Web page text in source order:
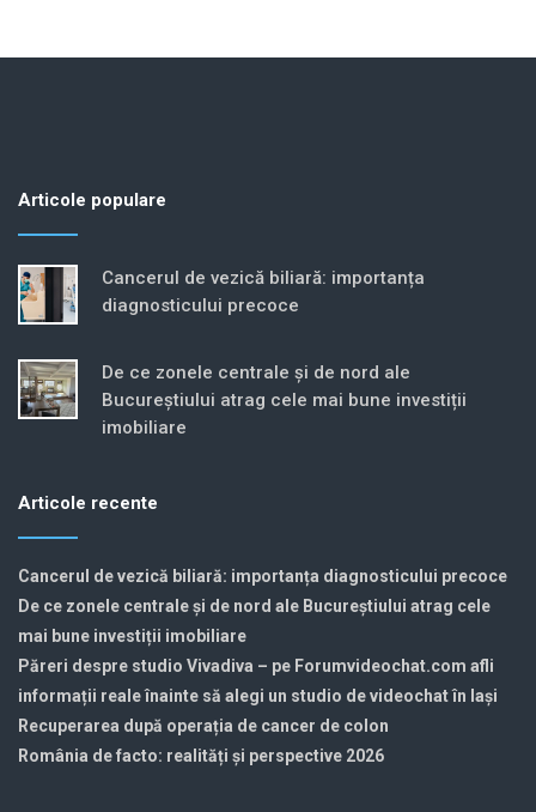
Articole populare
Cancerul de vezică biliară: importanța
diagnosticului precoce
De ce zonele centrale și de nord ale
Bucureștiului atrag cele mai bune investiții
imobiliare
Articole recente
Cancerul de vezică biliară: importanța diagnosticului precoce
De ce zonele centrale și de nord ale Bucureștiului atrag cele
mai bune investiții imobiliare
Păreri despre studio Vivadiva – pe Forumvideochat.com afli
informații reale înainte să alegi un studio de videochat în Iași
Recuperarea după operația de cancer de colon
România de facto: realități și perspective 2026